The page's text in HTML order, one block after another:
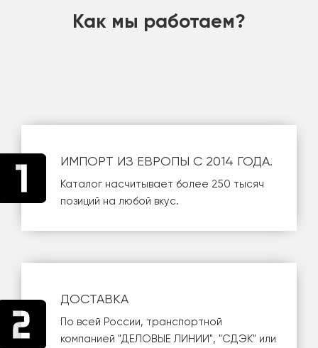
Как мы работаем?
ИМПОРТ ИЗ ЕВРОПЫ С 2014 ГОДА.
Каталог насчитывает более 250 тысяч
позиций на любой вкус.
ДОСТАВКА
По всей России, транспортной
компанией "ДЕЛОВЫЕ ЛИНИИ", "СДЭК" или